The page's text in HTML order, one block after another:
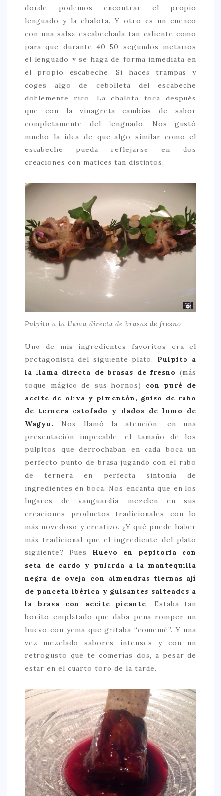
donde podemos encontrar el propio
lenguado y la chalota. Y otro es un cuenco
con una salsa escabechada tan caliente como
para que durante 40-50 segundos metamos
el lenguado y se haga de forma inmediata en
el propio escabeche. Si haces trampas y
coges algo de cebolleta del escabeche
doblemente rico. La chalota toca después
que con la vinagreta cambias de sabor
completamente del lenguado. Nos gustó
mucho la idea de que algo similar como el
escabeche pueda reflejarse en dos
creaciones con matices tan distintos.
Pulpito a la llama directa de brasas de fresno
Uno de mis ingredientes favoritos era el
protagonista del siguiente plato, Pulpito a
la llama directa de brasas de fresno (más
toque mágico de sus hornos) con puré de
aceite de oliva y pimentón, guiso de rabo
de ternera estofado y dados de lomo de
Wagyu. Nos llamó la atención, en una
presentación impecable, el tamaño de los
pulpitos que derrochaban en cada boca un
perfecto punto de brasa jugando con el rabo
de ternera en perfecta sintonía de
ingredientes en boca. Nos encanta que en los
lugares de vanguardia mezclen en sus
creaciones productos tradicionales con lo
más novedoso y creativo. ¿Y qué puede haber
más tradicional que el ingrediente del plato
siguiente? Pues Huevo en pepitoria con
seta de cardo y pularda a la mantequilla
negra de oveja con almendras tiernas ají
de panceta ibérica y guisantes salteados a
la brasa con aceite picante. Estaba tan
bonito emplatado que daba pena romper un
huevo con yema que gritaba “comemé”. Y una
vez mezclado sabores intensos y con un
retrogusto que te comerías dos, a pesar de
estar en el cuarto toro de la tarde.